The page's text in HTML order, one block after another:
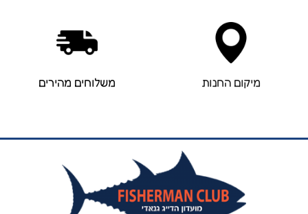
מיקום החנות משלוחים מהירים